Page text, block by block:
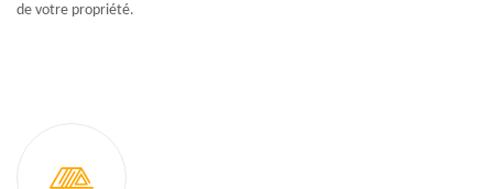
de votre propriété.